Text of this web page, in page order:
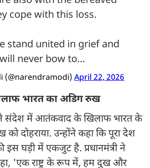
cope with this loss.
stand united in grief and
never bow to…
April 22, 2026
भारत का अडिग रुख
संदेश में आतंकवाद के खिलाफ भारत के
दोहराया. उन्होंने कहा कि पूरा देश
घड़ी में एकजुट है. प्रधानमंत्री ने
'एक राष्ट्र के रूप में, हम दुख और